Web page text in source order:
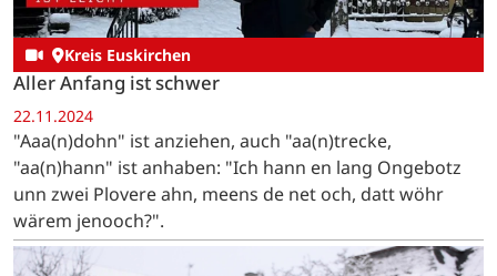
Kreis Euskirchen
Aller Anfang ist schwer
22.11.2024
"Aaa(n)dohn" ist anziehen, auch "aa(n)trecke,
"aa(n)hann" ist anhaben: "Ich hann en lang Ongebotz
unn zwei Plovere ahn, meens de net och, datt wöhr
wärem jenooch?".